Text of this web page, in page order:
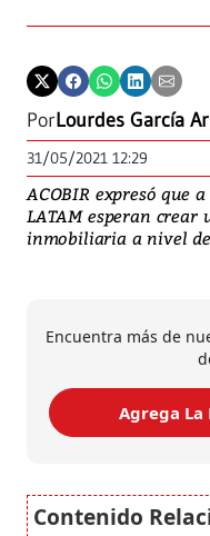
PorLourdes García
31/05/2021 12:29
ACOBIR expresó que
LATAM esperan
inmobiliaria a nivel
Encuentra más de
Agrega La